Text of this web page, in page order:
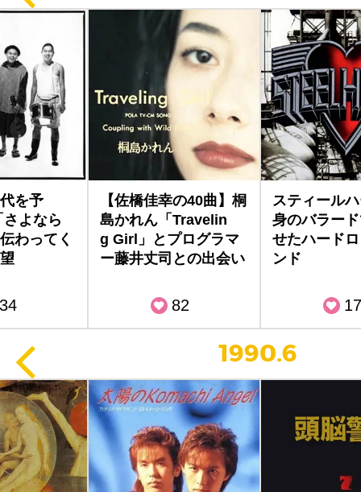
を予
よなら
わってく
34
【佐橋佳幸の40曲】桐
島かれん「Travelin
g Girl」とプログラマ
ー藤井丈司との出会い
82
スティール
身のバラー
せたハード
ンド
17
1990.6